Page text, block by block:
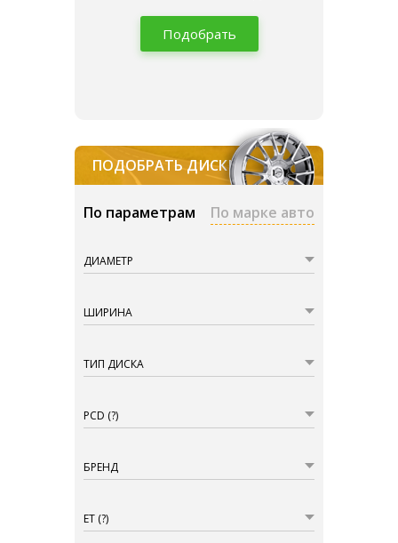
Подобрать
ПОДОБРАТЬ ДИСКИ
По параметрам По марке авто
ДИАМЕТР
ШИРИНА
ТИП ДИСКА
PCD (?)
БРЕНД
ET (?)